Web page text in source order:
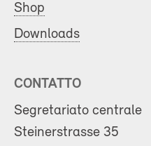
Shop
Downloads
CONTATTO
Segretariato centrale
Steinerstrasse 35